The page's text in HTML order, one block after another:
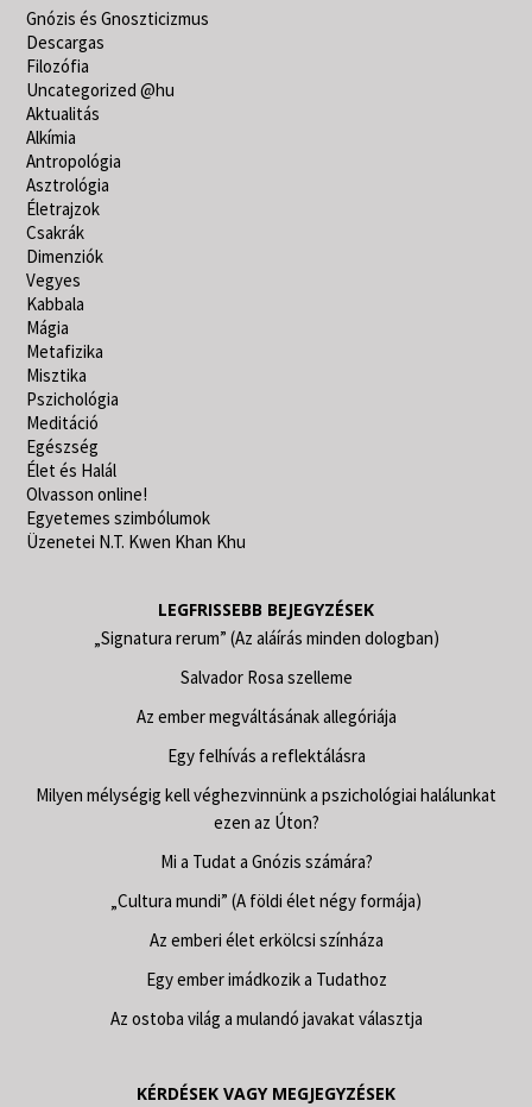
Gnózis és Gnoszticizmus
Descargas
Filozófia
Uncategorized @hu
Aktualitás
Alkímia
Antropológia
Asztrológia
Életrajzok
Csakrák
Dimenziók
Vegyes
Kabbala
Mágia
Metafizika
Misztika
Pszichológia
Meditáció
Egészség
Élet és Halál
Olvasson online!
Egyetemes szimbólumok
Üzenetei N.T. Kwen Khan Khu
LEGFRISSEBB BEJEGYZÉSEK
„Signatura rerum” (Az aláírás minden dologban)
Salvador Rosa szelleme
Az ember megváltásának allegóriája
Egy felhívás a reflektálásra
Milyen mélységig kell véghezvinnünk a pszichológiai halálunkat
ezen az Úton?
Mi a Tudat a Gnózis számára?
„Cultura mundi” (A földi élet négy formája)
Az emberi élet erkölcsi színháza
Egy ember imádkozik a Tudathoz
Az ostoba világ a mulandó javakat választja
KÉRDÉSEK VAGY MEGJEGYZÉSEK